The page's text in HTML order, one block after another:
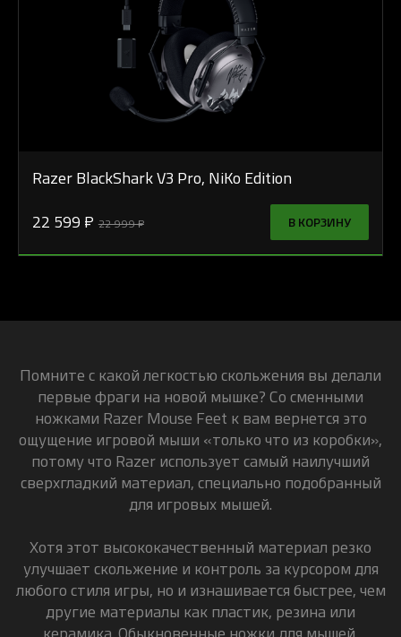
Razer BlackShark V3 Pro, NiKo Edition
22 599 ₽ 22 999 ₽ В КОРЗИНУ
Помните с какой легкостью скольжения вы делали
первые фраги на новой мышке? Со сменными
ножками Razer Mouse Feet к вам вернется это
ощущение игровой мыши «только что из коробки»,
потому что Razer использует самый наилучший
сверхгладкий материал, специально подобранный
для игровых мышей.
Хотя этот высококачественный материал резко
улучшает скольжение и контроль за курсором для
любого стиля игры, но и изнашивается быстрее, чем
другие материалы как пластик, резина или
керамика. Обыкновенные ножки для мышей,